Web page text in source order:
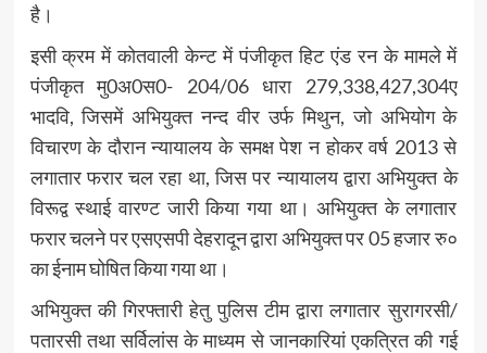
है।
इसी क्रम में कोतवाली केन्ट में पंजीकृत हिट एंड रन के मामले में
पंजीकृत मु0अ0स0- 204/06 धारा 279,338,427,304ए
भादवि, जिसमें अभियुक्त नन्द वीर उर्फ मिथुन, जो अभियोग के
विचारण के दौरान न्यायालय के समक्ष पेश न होकर वर्ष 2013 से
लगातार फरार चल रहा था, जिस पर न्यायालय द्वारा अभियुक्त के
विरूद्व स्थाई वारण्ट जारी किया गया था। अभियुक्त के लगातार
फरार चलने पर एसएसपी देहरादून द्वारा अभियुक्त पर 05 हजार रु०
का ईनाम घोषित किया गया था।
अभियुक्त की गिरफ्तारी हेतु पुलिस टीम द्वारा लगातार सुरागरसी/
पतारसी तथा सर्विलांस के माध्यम से जानकारियां एकत्रित की गई